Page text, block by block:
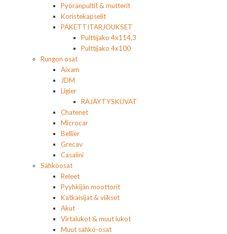
Pyöränpultit & mutterit
Koristekapselit
PAKETTITARJOUKSET
Pulttijako 4x114,3
Pulttijako 4x100
Rungon osat
Aixam
JDM
Ligier
RÄJÄYTYSKUVAT
Chatenet
Microcar
Bellier
Grecav
Casalini
Sähköosat
Releet
Pyyhkijän moottorit
Katkaisijat & viikset
Akut
Virtalukot & muut lukot
Muut sähkö-osat